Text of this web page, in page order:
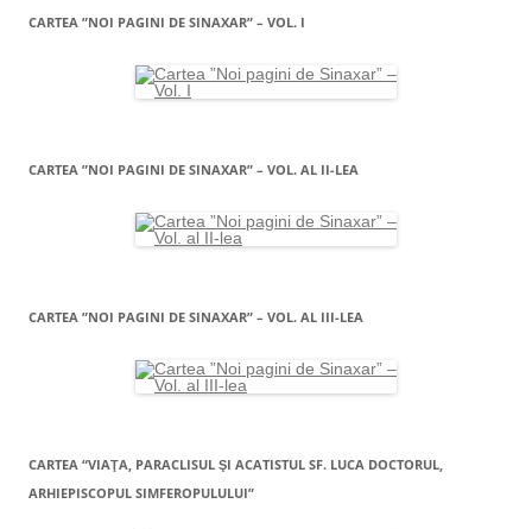
CARTEA ”NOI PAGINI DE SINAXAR” – VOL. I
CARTEA ”NOI PAGINI DE SINAXAR” – VOL. AL II-LEA
CARTEA ”NOI PAGINI DE SINAXAR” – VOL. AL III-LEA
CARTEA “VIAŢA, PARACLISUL ŞI ACATISTUL SF. LUCA DOCTORUL,
ARHIEPISCOPUL SIMFEROPULULUI”